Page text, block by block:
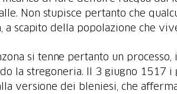
Non stupisce pertanto che
si tenne pertanto un
la stregoneria. Il 3 giugno
versione dei bleniesi, che